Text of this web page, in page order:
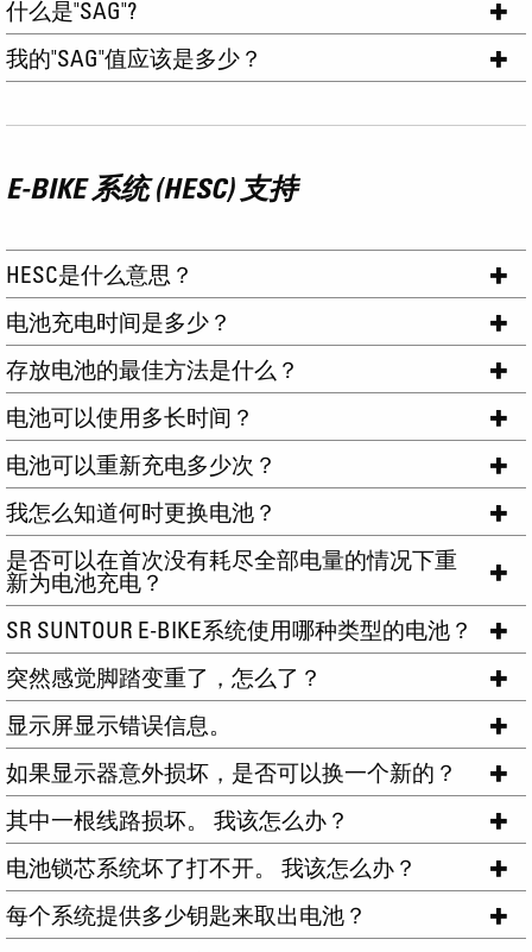
什么是"SAG"?
我的"SAG"值应该是多少？
E-BIKE 系统 (HESC) 支持
HESC是什么意思？
电池充电时间是多少？
存放电池的最佳方法是什么？
电池可以使用多长时间？
电池可以重新充电多少次？
我怎么知道何时更换电池？
是否可以在首次没有耗尽全部电量的情况下重
新为电池充电？
SR SUNTOUR E-BIKE系统使用哪种类型的电池？
突然感觉脚踏变重了，怎么了？
显示屏显示错误信息。
如果显示器意外损坏，是否可以换一个新的？
其中一根线路损坏。 我该怎么办？
电池锁芯系统坏了打不开。 我该怎么办？
每个系统提供多少钥匙来取出电池？